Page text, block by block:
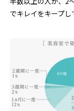
でキレイをキープし